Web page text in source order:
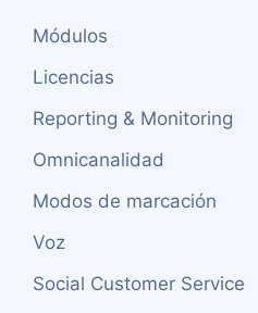
Módulos
Licencias
Reporting & Monitoring
Omnicanalidad
Modos de marcación
Voz
Social Customer Service